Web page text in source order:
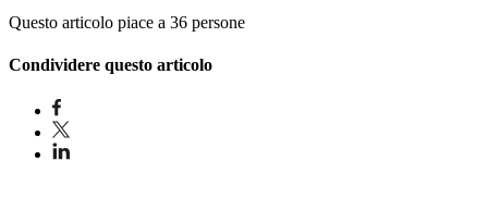
Questo articolo piace a 36 persone
Condividere questo articolo